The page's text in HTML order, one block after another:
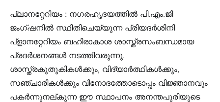
പ്ലാനറ്റേറിയം : നഗരഹൃദയത്തില്‍ പി.എം.ജി
ജംഗ്ഷനില്‍ സ്ഥിതിചെയ്യുന്ന പ്രിയദര്‍ശിനി
പ്ളാനറ്റേറിയം ബഹിരാകാശ ശാസ്ത്രസംബന്ധമായ
പ്രദര്‍ശനങ്ങള്‍ നടത്തിവരുന്നു.
ശാസ്ത്രകുതുകികള്‍ക്കും, വിദ്യാര്‍ത്ഥികള്‍ക്കും,
സഞ്ചാരികള്‍ക്കും വിനോദത്തോടൊപ്പം വിജ്ഞാനവും
പകര്‍ന്നുനല്കുന്ന ഈ സ്ഥാപനം അനന്തപുരിയുടെ